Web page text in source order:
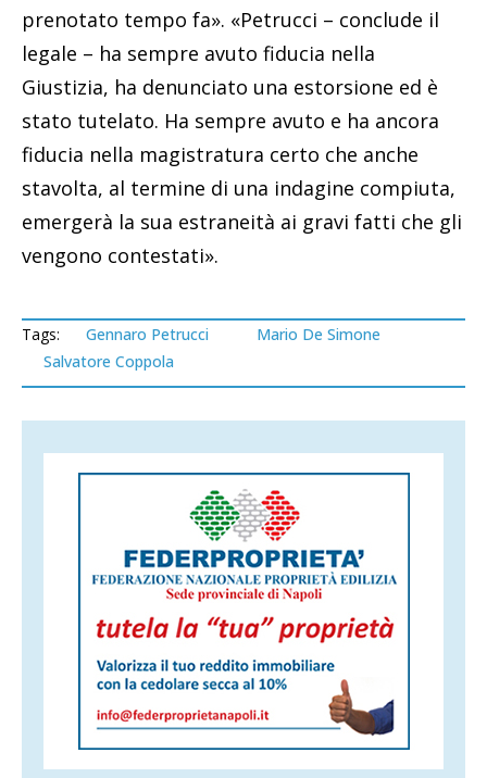
prenotato tempo fa». «Petrucci – conclude il
legale – ha sempre avuto fiducia nella
Giustizia, ha denunciato una estorsione ed è
stato tutelato. Ha sempre avuto e ha ancora
fiducia nella magistratura certo che anche
stavolta, al termine di una indagine compiuta,
emergerà la sua estraneità ai gravi fatti che gli
vengono contestati».
Tags: Gennaro Petrucci
Mario De Simone
Salvatore Coppola